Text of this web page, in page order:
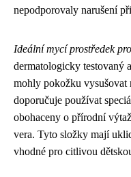
nepodporovaly narušení
Ideální mycí prostředek
dermatologicky testovaný
mohly pokožku vysušovat
doporučuje používat
obohaceny o přírodní
vera. Tyto složky mají
vhodné pro citlivou